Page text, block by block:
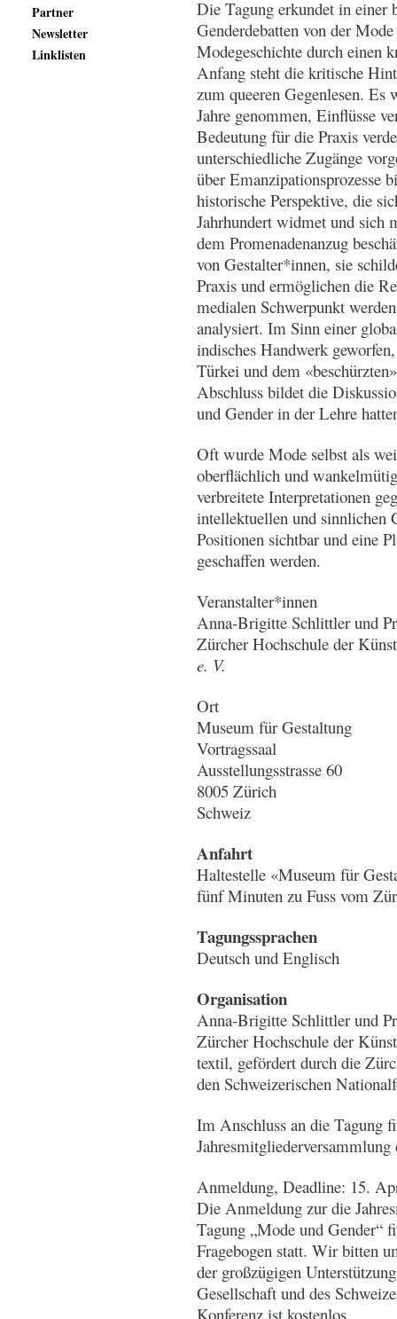
Die Tagung erkundet in einer
Genderdebatten von der
Modegeschichte durch einen
Anfang steht die kritische
zum queeren Gegenlesen.
Jahre genommen, Einflüsse
Bedeutung für die Praxis
unterschiedliche Zugänge
über Emanzipationsprozesse
historische Perspektive, die
Jahrhundert widmet und sich
dem Promenadenanzug
von Gestalter*innen, sie
Praxis und ermöglichen die
medialen Schwerpunkt
analysiert. Im Sinn einer
indisches Handwerk
Türkei und dem
Abschluss bildet die
und Gender in der Lehre
Oft wurde Mode selbst als
oberflächlich und
verbreitete Interpretationen
intellektuellen und sinnlichen
Positionen sichtbar und eine
geschaffen werden.
Veranstalter*innen
Anna-Brigitte Schlittler und
Zürcher Hochschule der
e. V.
Ort
Museum für Gestaltung
Vortragssaal
Ausstellungsstrasse 60
8005 Zürich
Schweiz
Anfahrt
Haltestelle «Museum für
fünf Minuten zu Fuss vom
Tagungssprachen
Deutsch und Englisch
Organisation
Anna-Brigitte Schlittler und
Zürcher Hochschule der
textil, gefördert durch die
den Schweizerischen
Im Anschluss an die Tagung
Anmeldung, Deadline: 15.
Die Anmeldung zur die
Tagung „Mode und
Fragebogen statt. Wir bitten
der großzügigen
Gesellschaft und des
Konferenz ist kostenlos.
Partner
Newsletter
Linklisten